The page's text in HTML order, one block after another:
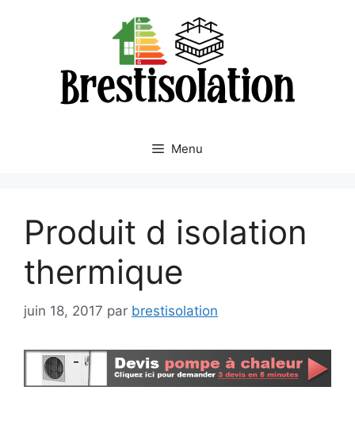
Menu
Produit d isolation
thermique
juin 18, 2017 par brestisolation